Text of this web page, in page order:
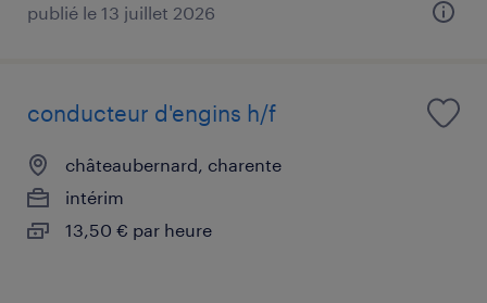
publié le 13 juillet 2026
conducteur d'engins h/f
châteaubernard, charente
intérim
13,50 € par heure